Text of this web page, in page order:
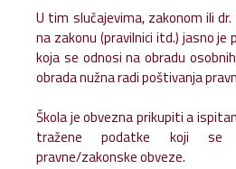
U tim slučajevima, zakonom ili
na zakonu (pravilnici itd.) jasno je
koja se odnosi na obradu
obrada nužna radi poštivanja
Škola je obvezna prikupiti a
tražene podatke koji se
pravne/zakonske obveze.